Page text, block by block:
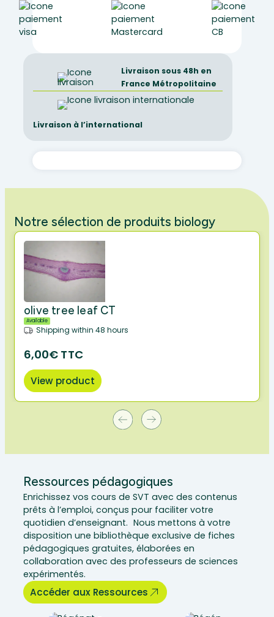
Livraison sous 48h en
France Métropolitaine
Livraison à l’international
Notre sélection de produits biology
olive tree leaf CT
Available
Shipping within 48 hours
6,00€ TTC
View product
Ressources pédagogiques
Enrichissez vos cours de SVT avec des contenus
prêts à l’emploi, conçus pour faciliter votre
quotidien d’enseignant. Nous mettons à votre
disposition une bibliothèque exclusive de fiches
pédagogiques gratuites, élaborées en
collaboration avec des professeurs de sciences
expérimentés.
Accéder aux Ressources